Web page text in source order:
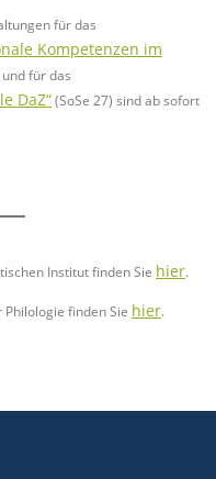
für das
Kompetenzen im
für das
DaZ“(SoSe 27) sind ab sofort
Institut finden Sie hier.
finden Sie hier.